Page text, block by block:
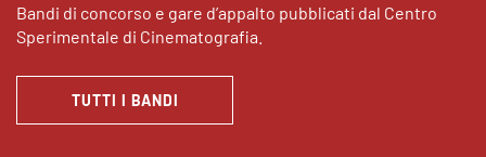
Bandi di concorso e gare d’appalto pubblicati dal Centro
Sperimentale di Cinematografia.
TUTTI I BANDI